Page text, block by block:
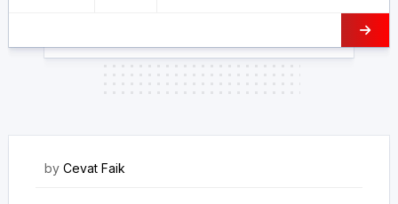
by Cevat Faik